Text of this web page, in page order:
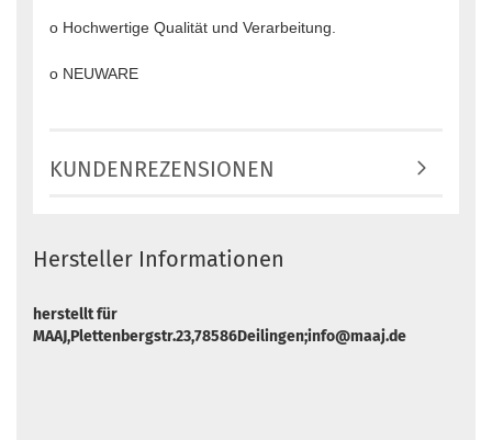
o Hochwertige Qualität und Verarbeitung.
o NEUWARE
KUNDENREZENSIONEN
Hersteller Informationen
herstellt für
MAAJ,Plettenbergstr.23,78586Deilingen;info@maaj.de